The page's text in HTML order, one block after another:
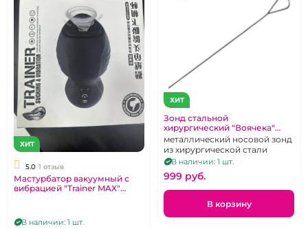
ХИТ
5.0 1 отзыв
Мастурбатор вакуумный с
вибрацией "Trainer MAX"
В наличии: 1 шт.
ХИТ
Зонд стальной
хирургический "Воячека"
пуговчатый
металлический носовой зонд
из хирургической стали
В наличии: 1 шт.
999 pуб.
В корзину